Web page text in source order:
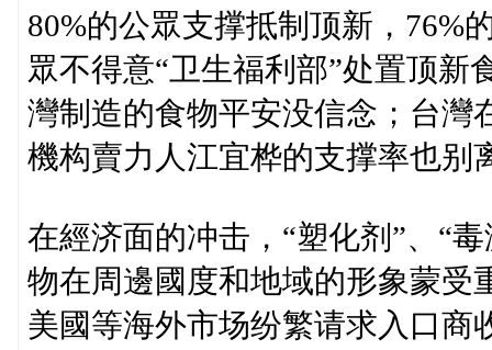
80%的公眾支撑抵制顶新，76%
眾不得意“卫生福利部”处置顶新
灣制造的食物平安没信念；台灣
機构賣力人江宜桦的支撑率也别
在經济面的冲击，“塑化剂”、“
物在周邊國度和地域的形象蒙受
美國等海外市场纷繁请求入口商